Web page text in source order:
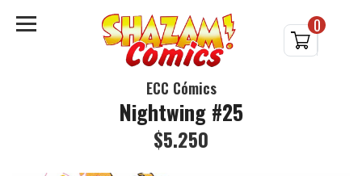
0
ECC Cómics
Nightwing #25
$5.250